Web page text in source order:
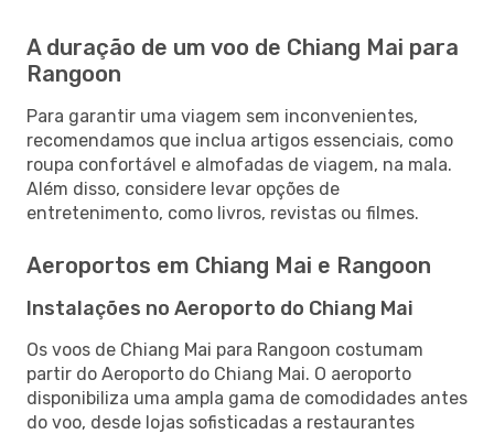
A duração de um voo de Chiang Mai para
Rangoon
Para garantir uma viagem sem inconvenientes,
recomendamos que inclua artigos essenciais, como
roupa confortável e almofadas de viagem, na mala.
Além disso, considere levar opções de
entretenimento, como livros, revistas ou filmes.
Aeroportos em Chiang Mai e Rangoon
Instalações no Aeroporto do Chiang Mai
Os voos de Chiang Mai para Rangoon costumam
partir do Aeroporto do Chiang Mai. O aeroporto
disponibiliza uma ampla gama de comodidades antes
do voo, desde lojas sofisticadas a restaurantes